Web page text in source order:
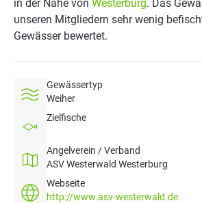
in der Nähe von Westerburg. Das
unseren Mitgliedern sehr wenig
Gewässer bewertet.
Gewässertyp
Weiher
Zielfische
Angelverein / Verband
ASV Westerwald Westerburg
Webseite
http://www.asv-westerwald.de